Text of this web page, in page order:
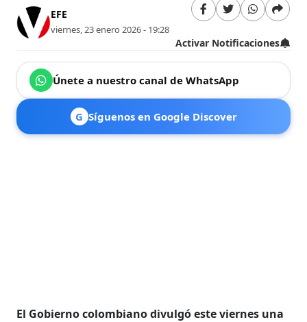
EFE
viernes, 23 enero 2026 - 19:28
Activar Notificaciones
Únete a nuestro canal de WhatsApp
G Síguenos en Google Discover
El Gobierno colombiano divulgó este viernes una